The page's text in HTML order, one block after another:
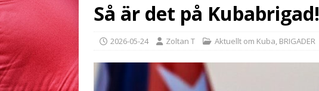
Så är det på Kubabrigad!
2026-05-24 Zoltan T Aktuellt om Kuba, BRIGADER